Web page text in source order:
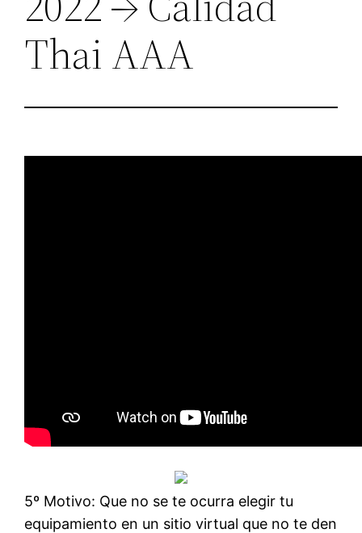
Thai AAA
5º Motivo: Que no se te ocurra elegir tu
equipamiento en un sitio virtual que no te den